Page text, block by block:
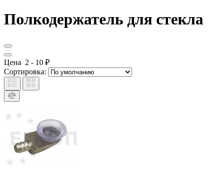
Полкодержатель для стекла
Цена 2 - 10 ₽
Сортировка: